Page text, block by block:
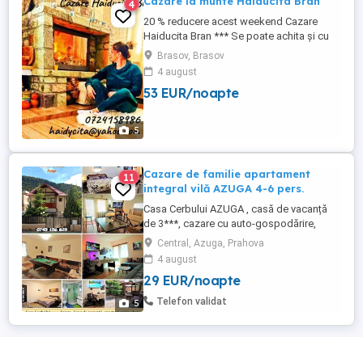
5
4
20 % reducere acest weekend Cazare
Haiducita Bran *** Se poate achita și cu
vauchere! Vă recomand locația noastră,
situată la intrarea în Bran, la 3 km față de
Castelul Bran centru. De la fereastra unui
dormitor, este vizibil Castelul. Vila ...
Brasov, Brasov
4 august
53 EUR/noapte
5
11
Cazare de familie apartament
integral vilă AZUGA 4-6 pers.
Casa Cerbului AZUGA , casă de vacanță
de 3***, cazare cu auto-gospodărire,
confortabila, fără alți turiști cazați aici,
dotări peste așteptări. Casă de vacanță
ptr. 2-3 familii eventual cu copii, stil
cabană, un loc liniștit, lângă parc, zonă
comercială și aproape de natura montană.
Central, Azuga, Prahova
4 august
29 EUR/noapte
Telefon validat